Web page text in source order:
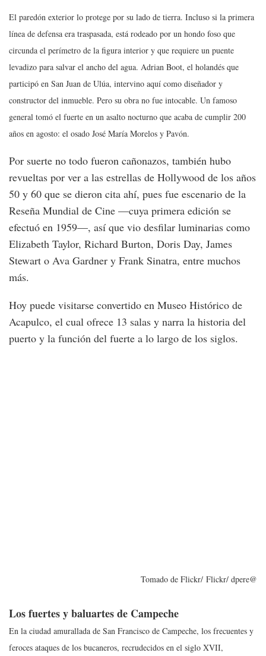
El paredón exterior lo protege por su lado de tierra. Incluso si la primera
línea de defensa era traspasada, está rodeado por un hondo foso que
circunda el perímetro de la figura interior y que requiere un puente
levadizo para salvar el ancho del agua. Adrian Boot, el holandés que
participó en San Juan de Ulúa, intervino aquí como diseñador y
constructor del inmueble. Pero su obra no fue intocable. Un famoso
general tomó el fuerte en un asalto nocturno que acaba de cumplir 200
años en agosto: el osado José María Morelos y Pavón.
Por suerte no todo fueron cañonazos, también hubo
revueltas por ver a las estrellas de Hollywood de los años
50 y 60 que se dieron cita ahí, pues fue escenario de la
Reseña Mundial de Cine —cuya primera edición se
efectuó en 1959—, así que vio desfilar luminarias como
Elizabeth Taylor, Richard Burton, Doris Day, James
Stewart o Ava Gardner y Frank Sinatra, entre muchos
más.
Hoy puede visitarse convertido en Museo Histórico de
Acapulco, el cual ofrece 13 salas y narra la historia del
puerto y la función del fuerte a lo largo de los siglos.
Tomado de Flickr/ Flickr/ dpere@
Los fuertes y baluartes de Campeche
En la ciudad amurallada de San Francisco de Campeche, los frecuentes y
feroces ataques de los bucaneros, recrudecidos en el siglo XVII,